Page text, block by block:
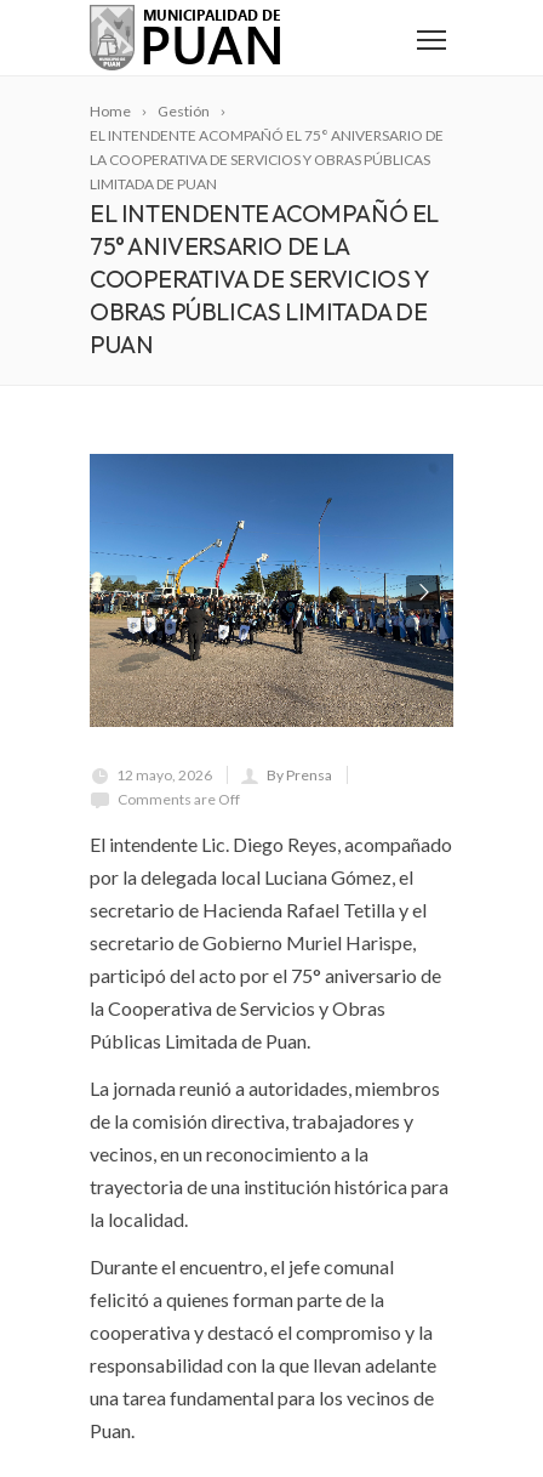
Home
Gestión
EL INTENDENTE ACOMPAÑÓ EL 75° ANIVERSARIO DE
LA COOPERATIVA DE SERVICIOS Y OBRAS PÚBLICAS
LIMITADA DE PUAN
EL INTENDENTE ACOMPAÑÓ EL
75° ANIVERSARIO DE LA
COOPERATIVA DE SERVICIOS Y
OBRAS PÚBLICAS LIMITADA DE
PUAN
12 mayo, 2026
By Prensa
Comments are Off
El intendente Lic. Diego Reyes, acompañado
por la delegada local Luciana Gómez, el
secretario de Hacienda Rafael Tetilla y el
secretario de Gobierno Muriel Harispe,
participó del acto por el 75° aniversario de
la Cooperativa de Servicios y Obras
Públicas Limitada de Puan.
La jornada reunió a autoridades, miembros
de la comisión directiva, trabajadores y
vecinos, en un reconocimiento a la
trayectoria de una institución histórica para
la localidad.
Durante el encuentro, el jefe comunal
felicitó a quienes forman parte de la
cooperativa y destacó el compromiso y la
responsabilidad con la que llevan adelante
una tarea fundamental para los vecinos de
Puan.